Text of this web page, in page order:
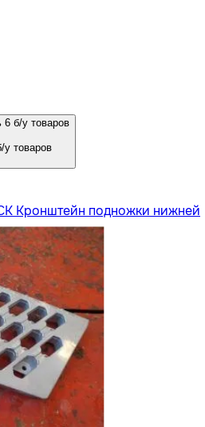
6 б/у товаров
товаров
Кронштейн подножки нижней